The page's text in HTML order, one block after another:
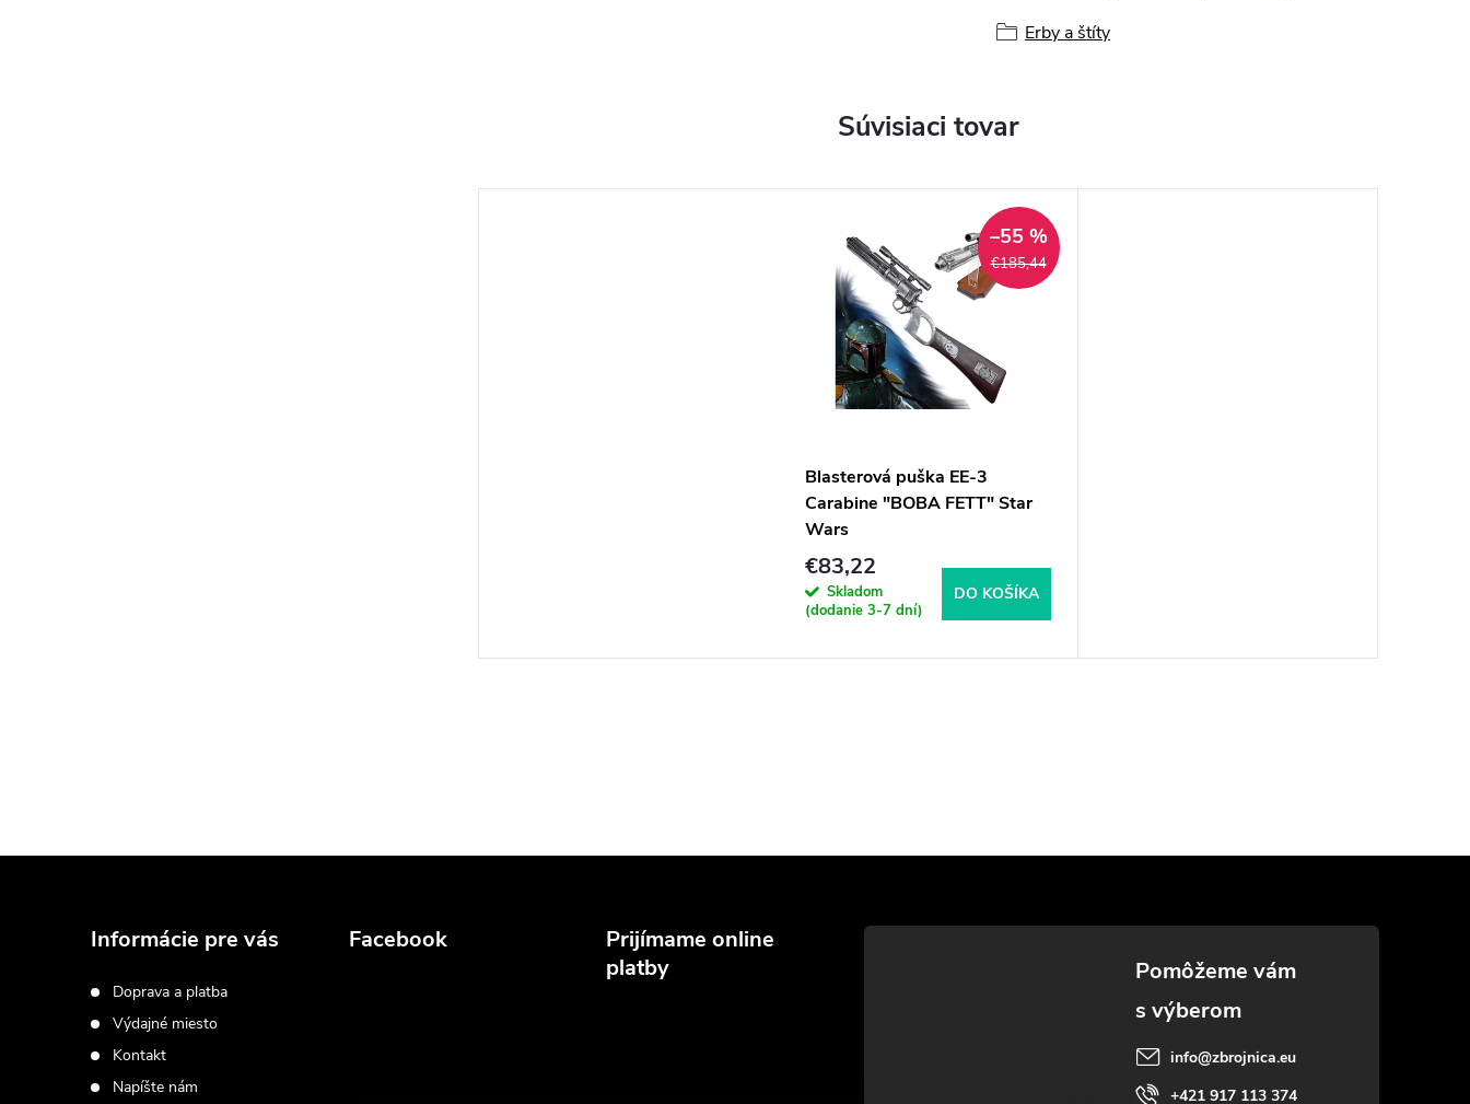
Erby a štíty
Súvisiaci tovar
€185,44
–55 %
Blasterová puška EE-3
Carabine "BOBA FETT" Star
Wars
€83,22
Skladom
(dodanie 3-7 dní)
DO KOŠÍKA
Informácie pre vás
Doprava a platba
Výdajné miesto
Kontakt
Napíšte nám
Facebook
Prijímame online
platby
info@zbrojnica.eu
+421 917 113 374